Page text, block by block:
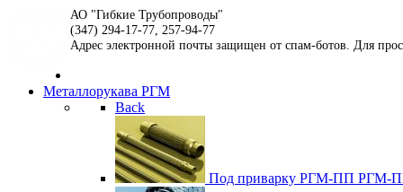
АО "Гибкие Трубопроводы"
(347) 294-17-77, 257-94-77
Адрес электронной почты защищен от спам-ботов. Для
Металлорукава РГМ
Back
Под приварку РГМ-ПП РГМ-